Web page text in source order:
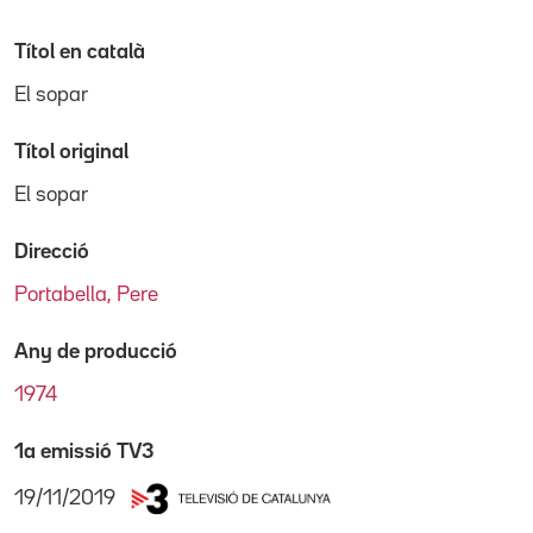
Títol en català
El sopar
Títol original
El sopar
Direcció
Portabella, Pere
Any de producció
1974
1a emissió TV3
19/11/2019